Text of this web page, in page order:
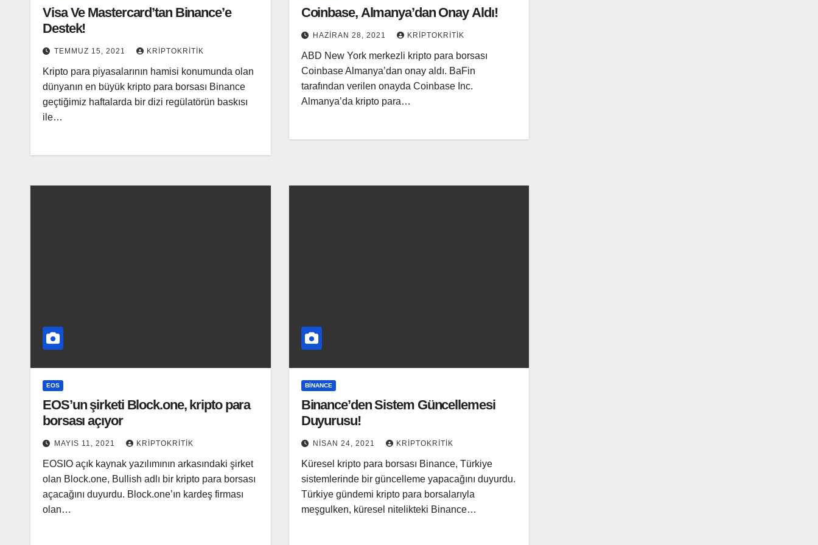
Visa Ve Mastercard’tan Binance’e
Destek!
TEMMUZ 15, 2021 KRIPTOKRITIK
Kripto para piyasalarının hamisi konumunda olan
dünyanın en büyük kripto para borsası Binance
geçtiğimiz haftalarda bir dizi regülatörün baskısı
ile…
Coinbase, Almanya’dan Onay Aldı!
HAZIRAN 28, 2021 KRIPTOKRITIK
ABD New York merkezli kripto para borsası
Coinbase Almanya’dan onay aldı. BaFin
tarafından verilen onayda Coinbase Inc.
Almanya’da kripto para…
EOS
EOS’un şirketi Block.one, kripto para
borsası açıyor
MAYIS 11, 2021 KRIPTOKRITIK
EOSIO açık kaynak yazılımının arkasındaki şirket
olan Block.one, Bullish adlı bir kripto para borsası
açacağını duyurdu. Block.one’ın kardeş firması
olan…
BINANCE
Binance’den Sistem Güncellemesi
Duyurusu!
NISAN 24, 2021 KRIPTOKRITIK
Küresel kripto para borsası Binance, Türkiye
sistemlerinde bir güncelleme yapacağını duyurdu.
Türkiye gündemi kripto para borsalarıyla
meşgulken, küresel nitelikteki Binance…